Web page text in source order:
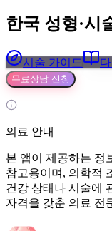
한국 성형·시
시술 가이드
무료상담 신청
의료 안내
본 앱이 제공하는 정
참고용이며, 의학적
건강 상태나 시술에
자격을 갖춘 의료 전